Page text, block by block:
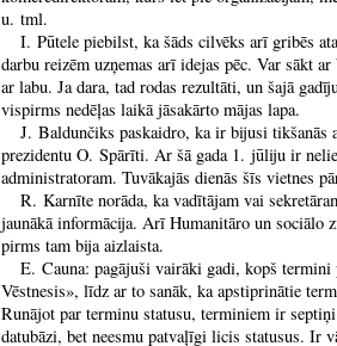
u. tml.
I. Pūtele piebilst, ka šāds cilvēks arī gribēs
darbu reizēm uzņemas arī idejas pēc. Var sākt
ar labu. Ja dara, tad rodas rezultāti, un šajā
vispirms nedēļas laikā jāsakārto mājas lapa.
J. Baldunčiks paskaidro, ka ir bijusi
prezidentu O. Spārīti. Ar šā gada 1. jūliju ir
administratoram. Tuvākajās dienās šīs vietnes
R. Karnīte norāda, ka vadītājam vai
jaunākā informācija. Arī Humanitāro un sociālo
pirms tam bija aizlaista.
E. Cauna: pagājuši vairāki gadi, kopš
Vēstnesis», līdz ar to sanāk, ka apstiprinātie
Runājot par terminu statusu, terminiem ir
datubāzi, bet neesmu patvaļīgi licis statusus. Ir